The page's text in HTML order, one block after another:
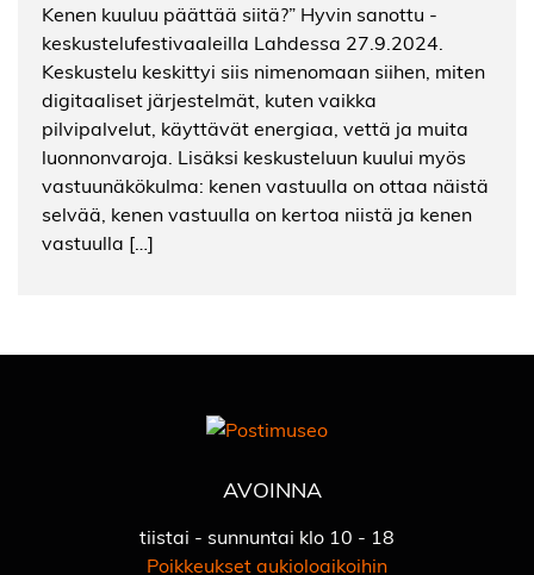
Kenen kuuluu päättää siitä?” Hyvin sanottu -
keskustelufestivaaleilla Lahdessa 27.9.2024.
Keskustelu keskittyi siis nimenomaan siihen, miten
digitaaliset järjestelmät, kuten vaikka
pilvipalvelut, käyttävät energiaa, vettä ja muita
luonnonvaroja. Lisäksi keskusteluun kuului myös
vastuunäkökulma: kenen vastuulla on ottaa näistä
selvää, kenen vastuulla on kertoa niistä ja kenen
vastuulla […]
AVOINNA
tiistai - sunnuntai klo 10 - 18
Poikkeukset aukioloaikoihin